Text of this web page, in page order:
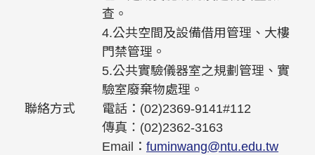
查。
4.公共空間及設備借用管理、大樓
門禁管理。
5.公共實驗儀器室之規劃管理、實
驗室廢棄物處理。
聯絡方式
電話：(02)2369-9141#112
傳真：(02)2362-3163
Email： fuminwang@ntu.edu.tw